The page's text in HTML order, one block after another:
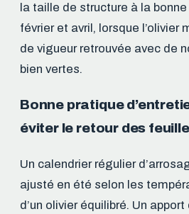
la taille de structure à la
février et avril, lorsque l’olivier
de vigueur retrouvée avec de
bien vertes.
Bonne pratique
éviter le retour des
Un calendrier régulier
ajusté en été selon les
d’un olivier équilibré. Un